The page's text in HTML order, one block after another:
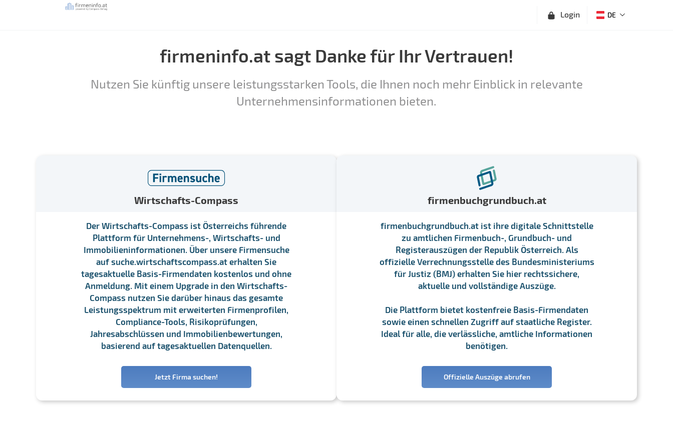
Login DE
firmeninfo.at sagt Danke für Ihr Vertrauen!
Nutzen Sie künftig unsere leistungsstarken Tools, die Ihnen noch mehr Einblick in relevante
Unternehmensinformationen bieten.
Wirtschafts-Compass
Der Wirtschafts-Compass ist Österreichs führende
Plattform für Unternehmens-, Wirtschafts- und
Immobilieninformationen. Über unsere Firmensuche
auf suche.wirtschaftscompass.at erhalten Sie
tagesaktuelle Basis-Firmendaten kostenlos und ohne
Anmeldung. Mit einem Upgrade in den Wirtschafts-
Compass nutzen Sie darüber hinaus das gesamte
Leistungsspektrum mit erweiterten Firmenprofilen,
Compliance-Tools, Risikoprüfungen,
Jahresabschlüssen und Immobilienbewertungen,
basierend auf tagesaktuellen Datenquellen.
Jetzt Firma suchen!
firmenbuchgrundbuch.at
firmenbuchgrundbuch.at ist ihre digitale Schnittstelle
zu amtlichen Firmenbuch-, Grundbuch- und
Registerauszügen der Republik Österreich. Als
offizielle Verrechnungsstelle des Bundesministeriums
für Justiz (BMJ) erhalten Sie hier rechtssichere,
aktuelle und vollständige Auszüge.
Die Plattform bietet kostenfreie Basis-Firmendaten
sowie einen schnellen Zugriff auf staatliche Register.
Ideal für alle, die verlässliche, amtliche Informationen
benötigen.
Offizielle Auszüge abrufen